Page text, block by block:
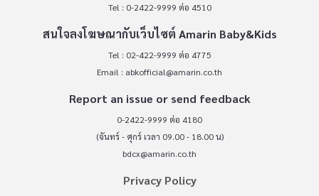
Tel : 0-2422-9999 ต่อ 4510
สนใจลงโฆษณากับเว็บไซต์ Amarin Baby&Kids
Tel : 02-422-9999 ต่อ 4775
Email : abkofficial@amarin.co.th
Report an issue or send feedback
0-2422-9999 ต่อ 4180
(จันทร์ - ศุกร์ เวลา 09.00 - 18.00 น)
bdcx@amarin.co.th
Privacy Policy